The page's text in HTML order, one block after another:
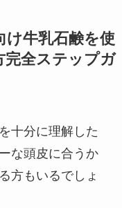
牛乳石鹸を使
完全ステップガ
十分に理解した
な頭皮に合うか
方もいるでしょ